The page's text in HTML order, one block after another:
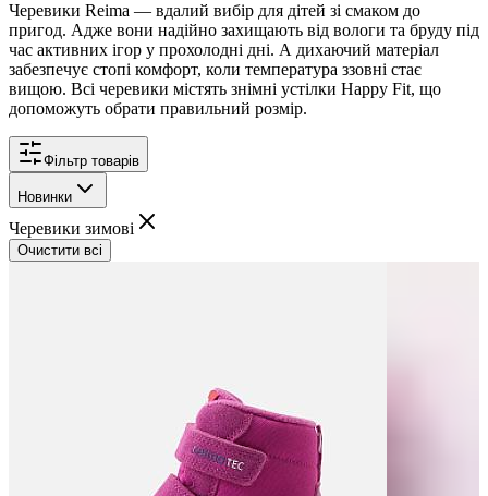
Черевики Reima — вдалий вибір для дітей зі смаком до
пригод. Адже вони надійно захищають від вологи та бруду під
час активних ігор у прохолодні дні. А дихаючий матеріал
забезпечує стопі комфорт, коли температура ззовні стає
вищою. Всі черевики містять знімні устілки Happy Fit, що
допоможуть обрати правильний розмір.
Фільтр товарів
Новинки
Черевики зимові
Очистити всі